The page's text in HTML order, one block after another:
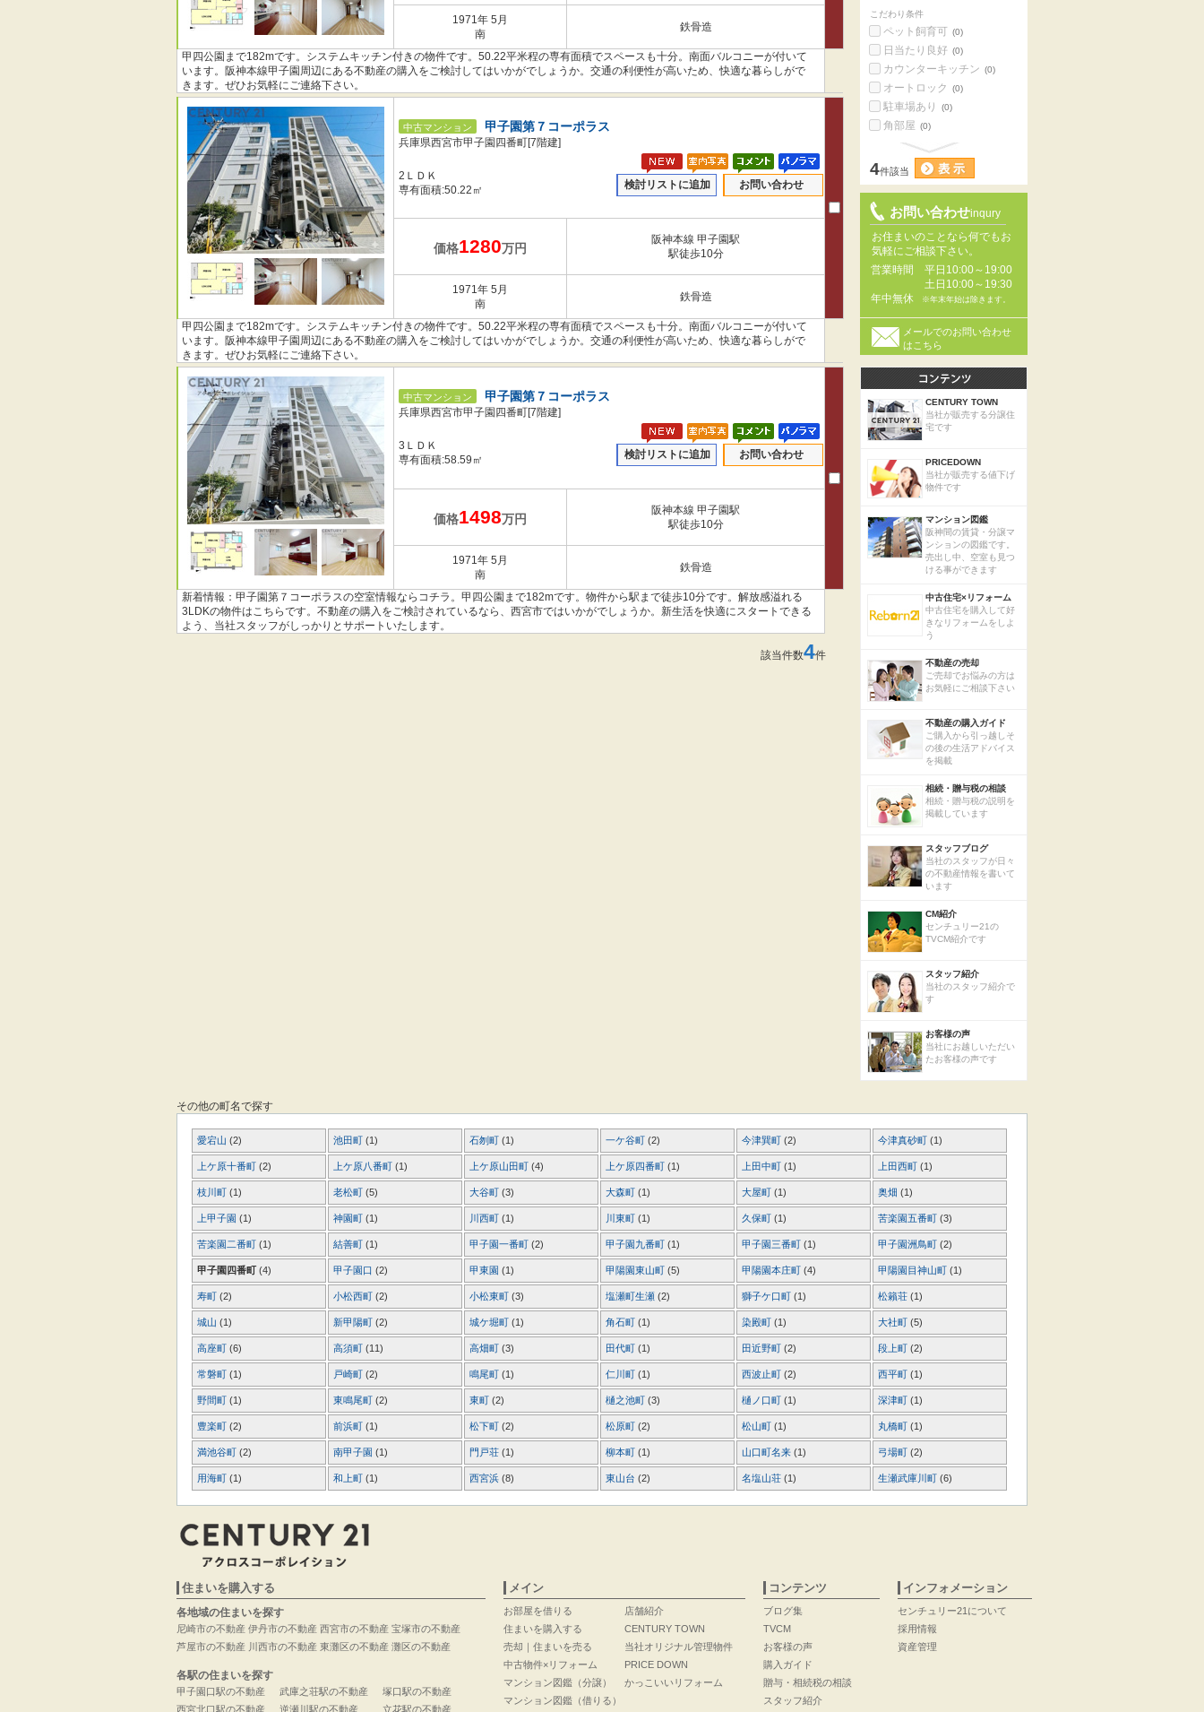
1971年 5月
南
鉄骨造
甲四公園まで182mです。システムキッチン付きの物件です。50.22平米程の専有面積でスペースも十分。南面バルコニーが付いて
います。阪神本線甲子園周辺にある不動産の購入をご検討してはいかがでしょうか。交通の利便性が高いため、快適な暮らしがで
きます。ぜひお気軽にご連絡下さい。
中古マンション 甲子園第７コーポラス
兵庫県西宮市甲子園四番町[7階建]
2ＬＤＫ
専有面積:50.22㎡
検討リストに追加 お問い合わせ
価格1280万円
阪神本線 甲子園駅
駅徒歩10分
1971年 5月
南
鉄骨造
甲四公園まで182mです。システムキッチン付きの物件です。50.22平米程の専有面積でスペースも十分。南面バルコニーが付いて
います。阪神本線甲子園周辺にある不動産の購入をご検討してはいかがでしょうか。交通の利便性が高いため、快適な暮らしがで
きます。ぜひお気軽にご連絡下さい。
中古マンション 甲子園第７コーポラス
兵庫県西宮市甲子園四番町[7階建]
3ＬＤＫ
専有面積:58.59㎡
検討リストに追加 お問い合わせ
価格1498万円
阪神本線 甲子園駅
駅徒歩10分
1971年 5月
南
鉄骨造
新着情報：甲子園第７コーポラスの空室情報ならコチラ。甲四公園まで182mです。物件から駅まで徒歩10分です。解放感溢れる
3LDKの物件はこちらです。不動産の購入をご検討されているなら、西宮市ではいかがでしょうか。新生活を快適にスタートできる
よう、当社スタッフがしっかりとサポートいたします。
該当件数4件
こだわり条件
ペット飼育可 (0)
日当たり良好 (0)
カウンターキッチン (0)
オートロック (0)
駐車場あり (0)
角部屋 (0)
4件該当
お問い合わせinqury
お住まいのことなら何でもお
気軽にご相談下さい。
営業時間
平日10:00～19:00
土日10:00～19:30
年中無休
※年末年始は除きます。
メールでのお問い合わせ
はこちら
CENTURY TOWN
当社が販売する分譲住
宅です
PRICEDOWN
当社が販売する値下げ
物件です
マンション図鑑
阪神間の賃貸・分譲マ
ンションの図鑑です。
売出し中、空室も見つ
ける事ができます
中古住宅×リフォーム
中古住宅を購入して好
きなリフォームをしよ
う
不動産の売却
ご売却でお悩みの方は
お気軽にご相談下さい
不動産の購入ガイド
ご購入から引っ越しそ
の後の生活アドバイス
を掲載
相続・贈与税の相談
相続・贈与税の説明を
掲載しています
スタッフブログ
当社のスタッフが日々
の不動産情報を書いて
います
CM紹介
センチュリー21の
TVCM紹介です
スタッフ紹介
当社のスタッフ紹介で
す
お客様の声
当社にお越しいただい
たお客様の声です
その他の町名で探す
愛宕山 (2) 池田町 (1) 石刎町 (1) 一ケ谷町 (2) 今津巽町 (2) 今津真砂町 (1)
上ケ原十番町 (2) 上ケ原八番町 (1) 上ケ原山田町 (4) 上ケ原四番町 (1) 上田中町 (1) 上田西町 (1)
枝川町 (1) 老松町 (5) 大谷町 (3) 大森町 (1) 大屋町 (1) 奥畑 (1)
上甲子園 (1) 神園町 (1) 川西町 (1) 川東町 (1) 久保町 (1) 苦楽園五番町 (3)
苦楽園二番町 (1) 結善町 (1) 甲子園一番町 (2) 甲子園九番町 (1) 甲子園三番町 (1) 甲子園洲鳥町 (2)
甲子園四番町(4) 甲子園口 (2) 甲東園 (1) 甲陽園東山町 (5) 甲陽園本庄町 (4) 甲陽園目神山町 (1)
寿町 (2) 小松西町 (2) 小松東町 (3) 塩瀬町生瀬 (2) 獅子ケ口町 (1) 松籟荘 (1)
城山 (1) 新甲陽町 (2) 城ケ堀町 (1) 角石町 (1) 染殿町 (1) 大社町 (5)
高座町 (6) 高須町 (11) 高畑町 (3) 田代町 (1) 田近野町 (2) 段上町 (2)
常磐町 (1) 戸崎町 (2) 鳴尾町 (1) 仁川町 (1) 西波止町 (2) 西平町 (1)
野間町 (1) 東鳴尾町 (2) 東町 (2) 樋之池町 (3) 樋ノ口町 (1) 深津町 (1)
豊楽町 (2) 前浜町 (1) 松下町 (2) 松原町 (2) 松山町 (1) 丸橋町 (1)
満池谷町 (2) 南甲子園 (1) 門戸荘 (1) 柳本町 (1) 山口町名来 (1) 弓場町 (2)
用海町 (1) 和上町 (1) 西宮浜 (8) 東山台 (2) 名塩山荘 (1) 生瀬武庫川町 (6)
住まいを購入する
各地域の住まいを探す
尼崎市の不動産
芦屋市の不動産
伊丹市の不動産
川西市の不動産
西宮市の不動産
東灘区の不動産
宝塚市の不動産
灘区の不動産
各駅の住まいを探す
甲子園口駅の不動産
西宮北口駅の不動産
武庫之荘駅の不動産
逆瀬川駅の不動産
塚口駅の不動産
立花駅の不動産
メイン
お部屋を借りる
住まいを購入する
売却｜住まいを売る
中古物件×リフォーム
マンション図鑑（分譲）
マンション図鑑（借りる）
店舗紹介
CENTURY TOWN
当社オリジナル管理物件
PRICE DOWN
かっこいいリフォーム
コンテンツ
ブログ集
TVCM
お客様の声
購入ガイド
贈与・相続税の相談
スタッフ紹介
インフォメーション
センチュリー21について
採用情報
資産管理